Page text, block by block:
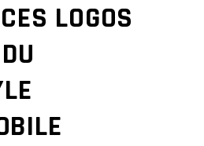
LOGOS